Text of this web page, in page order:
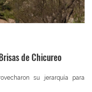
de Chicureo
su jerarquía para